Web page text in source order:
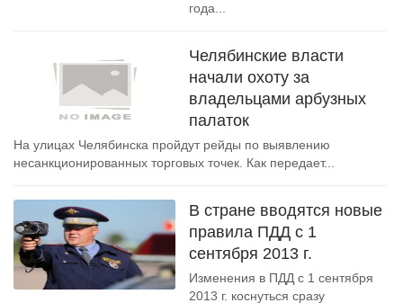
года...
Челябинские власти
начали охоту за
владельцами арбузных
палаток
На улицах Челябинска пройдут рейды по выявлению
несанкционированных торговых точек. Как передает...
В стране вводятся новые
правила ПДД с 1
сентября 2013 г.
Изменения в ПДД с 1 сентября
2013 г. коснуться сразу